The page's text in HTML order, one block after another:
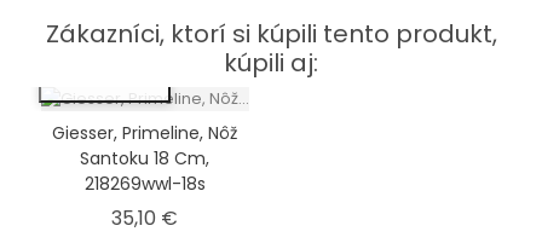
Zákazníci, ktorí si kúpili tento produkt,
kúpili aj:
Giesser, Primeline, Nôž
Santoku 18 Cm,
218269wwl-18s
35,10 €